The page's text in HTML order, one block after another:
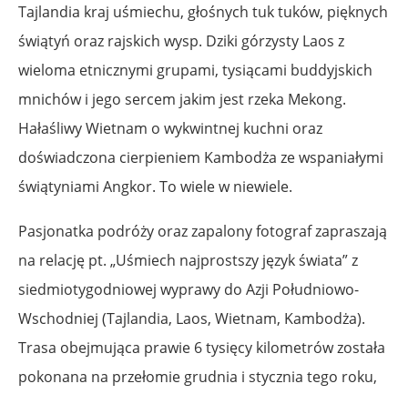
Tajlandia kraj uśmiechu, głośnych tuk tuków, pięknych
świątyń oraz rajskich wysp. Dziki górzysty Laos z
wieloma etnicznymi grupami, tysiącami buddyjskich
mnichów i jego sercem jakim jest rzeka Mekong.
Hałaśliwy Wietnam o wykwintnej kuchni oraz
doświadczona cierpieniem Kambodża ze wspaniałymi
świątyniami Angkor. To wiele w niewiele.
Pasjonatka podróży oraz zapalony fotograf zapraszają
na relację pt. „Uśmiech najprostszy język świata” z
siedmiotygodniowej wyprawy do Azji Południowo-
Wschodniej (Tajlandia, Laos, Wietnam, Kambodża).
Trasa obejmująca prawie 6 tysięcy kilometrów została
pokonana na przełomie grudnia i stycznia tego roku,